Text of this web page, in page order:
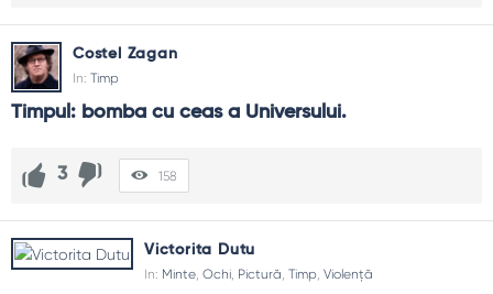
anuale. Memoria se cultivă, nu se presupune.
Costel Zagan
In: Timp
Timpul: bomba cu ceas a Universului.
3 158
Victorita Dutu
In: Minte, Ochi, Pictură, Timp, Violență